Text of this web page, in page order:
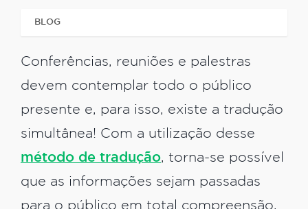
BLOG
Conferências, reuniões e palestras
devem contemplar todo o público
presente e, para isso, existe a tradução
simultânea! Com a utilização desse
método de tradução, torna-se possível
que as informações sejam passadas
para o público em total compreensão,